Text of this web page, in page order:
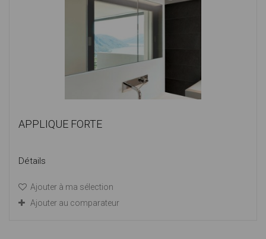
APPLIQUE FORTE
Détails
Ajouter à ma sélection
Ajouter au comparateur